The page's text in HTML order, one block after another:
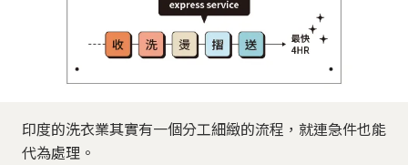
印度的洗衣業其實有一個分工細緻的流程，就連急件也能
代為處理。